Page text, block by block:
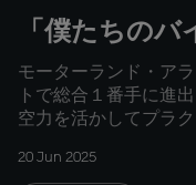
「僕たちのバ
モーターランド・ア
トで総合１番手に進
空力を活かしてプラ
20 Jun 2025